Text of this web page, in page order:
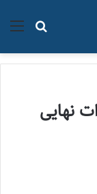
جستجو
نهایی